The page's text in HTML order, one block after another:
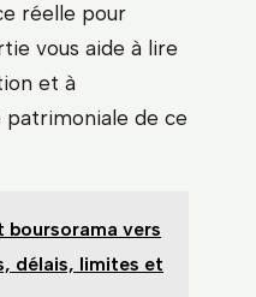
réelle pour
vous aide à lire
et à
de ce
boursorama vers
délais, limites et